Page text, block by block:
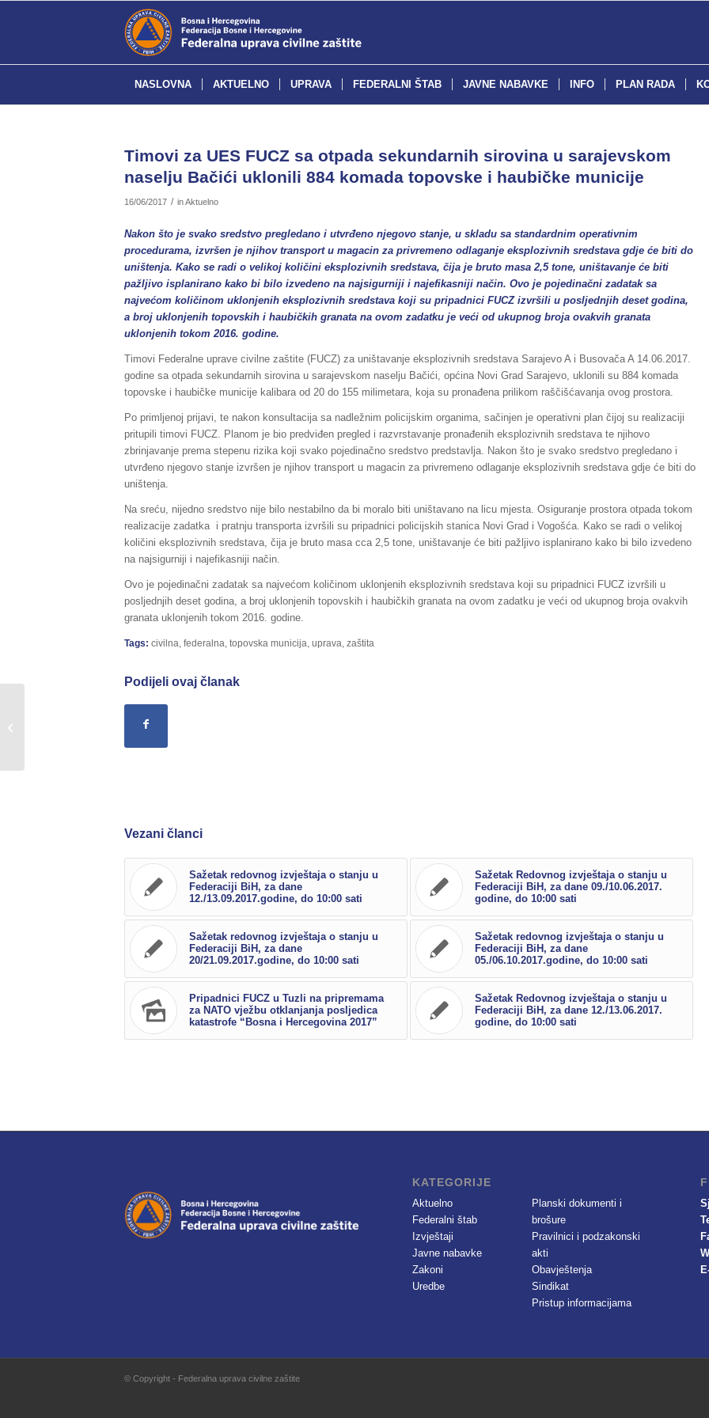
NASLOVNA AKTUELNO UPRAVA FEDERALNI ŠTAB JAVNE NABAVKE INFO PLAN RADA
Timovi za UES FUCZ sa otpada sekundarnih sirovina u sarajevskom
naselju Bačići uklonili 884 komada topovske i haubičke municije
16/06/2017 / inAktuelno
Nakon što je svako sredstvo pregledano i utvrđeno njegovo stanje, u skladu sa standardnim operativnim
procedurama, izvršen je njihov transport u magacin za privremeno odlaganje eksplozivnih sredstava gdje će biti do
uništenja. Kako se radi o velikoj količini eksplozivnih sredstava, čija je bruto masa 2,5 tone, uništavanje će biti
pažljivo isplanirano kako bi bilo izvedeno na najsigurniji i najefikasniji način. Ovo je pojedinačni zadatak sa
najvećom količinom uklonjenih eksplozivnih sredstava koji su pripadnici FUCZ izvršili u posljednjih deset godina,
a broj uklonjenih topovskih i haubičkih granata na ovom zadatku je veći od ukupnog broja ovakvih granata
uklonjenih tokom 2016. godine.
Timovi Federalne uprave civilne zaštite (FUCZ) za uništavanje eksplozivnih sredstava Sarajevo A i Busovača A 14.06.2017.
godine sa otpada sekundarnih sirovina u sarajevskom naselju Bačići, općina Novi Grad Sarajevo, uklonili su 884 komada
topovske i haubičke municije kalibara od 20 do 155 milimetara, koja su pronađena prilikom raščišćavanja ovog prostora.
Po primljenoj prijavi, te nakon konsultacija sa nadležnim policijskim organima, sačinjen je operativni plan čijoj su realizaciji
pritupili timovi FUCZ. Planom je bio predviđen pregled i razvrstavanje pronađenih eksplozivnih sredstava te njihovo
zbrinjavanje prema stepenu rizika koji svako pojedinačno sredstvo predstavlja. Nakon što je svako sredstvo pregledano i
utvrđeno njegovo stanje izvršen je njihov transport u magacin za privremeno odlaganje eksplozivnih sredstava gdje će biti do
uništenja.
Na sreću, nijedno sredstvo nije bilo nestabilno da bi moralo biti uništavano na licu mjesta. Osiguranje prostora otpada tokom
realizacije zadatka i pratnju transporta izvršili su pripadnici policijskih stanica Novi Grad i Vogošća. Kako se radi o velikoj
količini eksplozivnih sredstava, čija je bruto masa cca 2,5 tone, uništavanje će biti pažljivo isplanirano kako bi bilo izvedeno
na najsigurniji i najefikasniji način.
Ovo je pojedinačni zadatak sa najvećom količinom uklonjenih eksplozivnih sredstava koji su pripadnici FUCZ izvršili u
posljednjih deset godina, a broj uklonjenih topovskih i haubičkih granata na ovom zadatku je veći od ukupnog broja ovakvih
granata uklonjenih tokom 2016. godine.
Tags: civilna federalna topovska municija uprava zaštita
Podijeli ovaj članak
Vezani članci
Sažetak redovnog izvještaja o stanju u
Federaciji BiH, za dane
12./13.09.2017.godine, do 10:00 sati
Sažetak Redovnog izvještaja o stanju u
Federaciji BiH, za dane 09./10.06.2017.
godine, do 10:00 sati
Sažetak redovnog izvještaja o stanju u
Federaciji BiH, za dane
20/21.09.2017.godine, do 10:00 sati
Sažetak redovnog izvještaja o stanju u
Federaciji BiH, za dane
05./06.10.2017.godine, do 10:00 sati
Pripadnici FUCZ u Tuzli na pripremama
za NATO vježbu otklanjanja posljedica
katastrofe “Bosna i Hercegovina 2017”
Sažetak Redovnog izvještaja o stanju u
Federaciji BiH, za dane 12./13.06.2017.
godine, do 10:00 sati
KATEGORIJE
Aktuelno
Federalni štab
Izvještaji
Javne nabavke
Zakoni
Uredbe
Planski dokumenti i
brošure
Pravilnici i podzakonski
akti
Obavještenja
Sindikat
Pristup informacijama
© Copyright - Federalna uprava civilne zaštite
Sloveniji obuku za vodiče potražnih